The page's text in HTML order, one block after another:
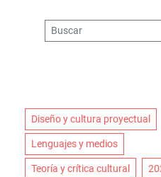
Diseño y cultura proyectual
Lenguajes y medios
Teoría y crítica cultural